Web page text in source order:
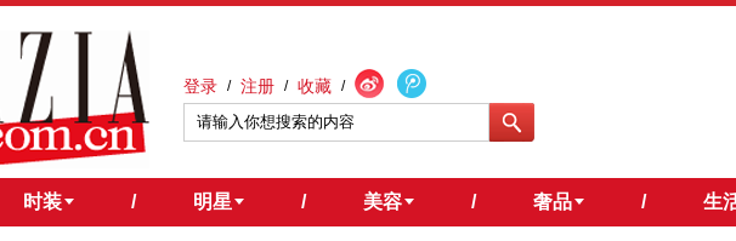
登录 / 注册 / 收藏 /
时装 / 明星 / 美容 / 奢品 / 生